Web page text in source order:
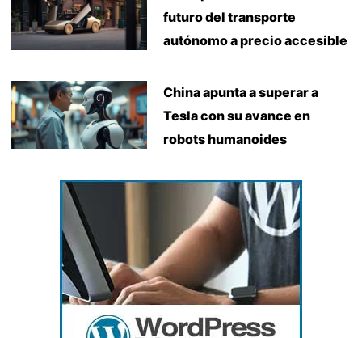
futuro del transporte
autónomo a precio accesible
China apunta a superar a
Tesla con su avance en
robots humanoides